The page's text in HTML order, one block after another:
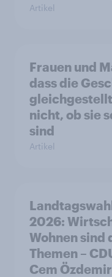
Artikel
Frauen und
dass die
nicht, ob sie
sind
Artikel
2026:
Wohnen
Themen –
Cem